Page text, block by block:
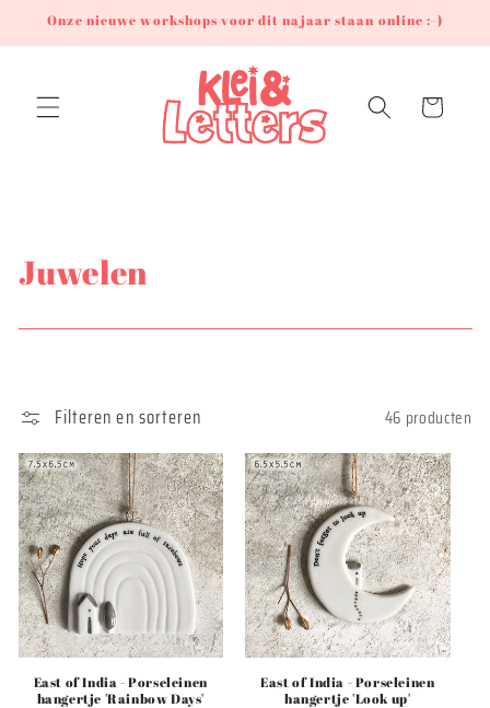
naar de
content
Onze nieuwe workshops voor dit najaar staan online :-)
Winkelwagen
C
e
c
t
i
e
:
Juwelen
Filteren en sorteren 46 producten
East of India - Porseleinen
hangertje 'Rainbow Days'
East of India - Porseleinen
hangertje 'Look up'